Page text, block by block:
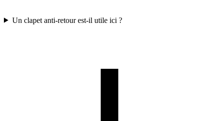
Un clapet anti-retour est-il utile ici ?